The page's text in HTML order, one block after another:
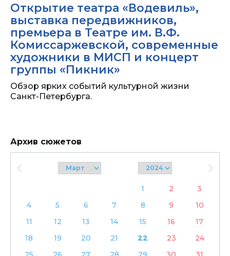
Открытие театра «Водевиль»,
выставка передвижников,
премьера в Театре им. В.Ф.
Комиссаржевской, современные
художники в МИСП и концерт
группы «Пикник»
Обзор ярких событий культурной жизни
Санкт-Петербурга.
Архив сюжетов
1 2
3
4
5 6 7 8 9
10
11
12 13 14 15 16
17
18
19 20 21 22 23
24